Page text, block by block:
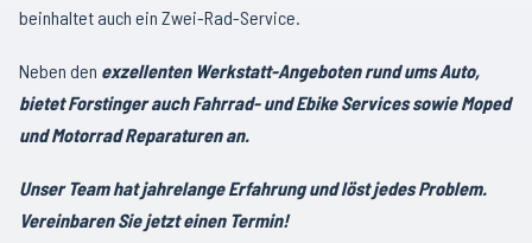
beinhaltet auch ein Zwei-Rad-Service.
Neben den exzellenten Werkstatt-Angeboten rund ums Auto,
bietet Forstinger auch Fahrrad- und Ebike Services sowie Moped
und Motorrad Reparaturen an.
Unser Team hat jahrelange Erfahrung und löst jedes Problem.
Vereinbaren Sie jetzt einen Termin!